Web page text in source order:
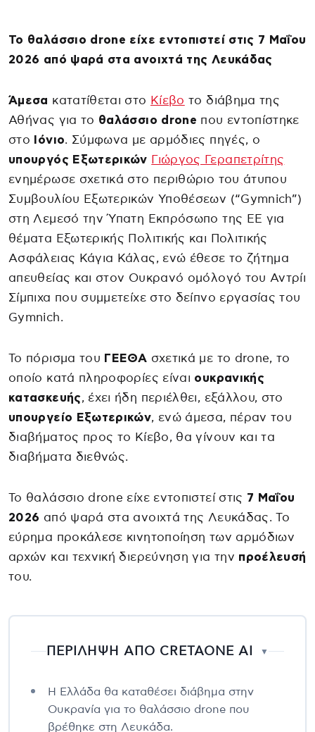
Το θαλάσσιο drone είχε εντοπιστεί στις 7 Μαΐου
2026 από ψαρά στα ανοιχτά της Λευκάδας
Άμεσα κατατίθεται στο Κίεβο το διάβημα της
Αθήνας για το θαλάσσιο drone που εντοπίστηκε
στο
Ιόνιο. Σύμφωνα με αρμόδιες πηγές, ο
υπουργός Εξωτερικών Γιώργος Γεραπετρίτης
ενημέρωσε σχετικά στο περιθώριο του άτυπου
Συμβουλίου Εξωτερικών Υποθέσεων (“Gymnich”)
στη Λεμεσό την Ύπατη Εκπρόσωπο της ΕΕ για
θέματα Εξωτερικής Πολιτικής και Πολιτικής
Ασφάλειας Κάγια Κάλας, ενώ έθεσε το ζήτημα
απευθείας και στον Ουκρανό ομόλογό του Αντρίι
Σίμπιχα που συμμετείχε στο δείπνο εργασίας του
Gymnich.
Το πόρισμα του ΓΕΕΘΑ σχετικά με το drone, το
οποίο κατά πληροφορίες είναι ουκρανικής
κατασκευής, έχει ήδη περιέλθει, εξάλλου, στο
υπουργείο Εξωτερικών, ενώ άμεσα, πέραν του
διαβήματος προς το Κίεβο, θα γίνουν και τα
διαβήματα διεθνώς.
Το θαλάσσιο drone είχε εντοπιστεί στις 7 Μαΐου
2026 από ψαρά στα ανοιχτά της Λευκάδας. Το
εύρημα προκάλεσε κινητοποίηση των αρμόδιων
αρχών και τεχνική διερεύνηση για την προέλευσή
του.
ΠΕΡΙΛΗΨΗ ΑΠΟ CRETAONE AI ▼
Η Ελλάδα θα καταθέσει διάβημα στην
Ουκρανία για το θαλάσσιο drone που
βρέθηκε στη Λευκάδα.